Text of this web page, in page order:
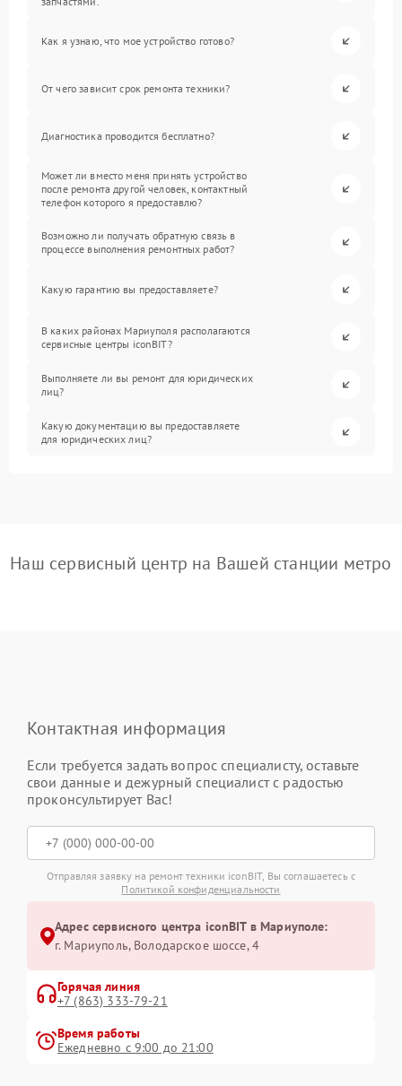
Как я узнаю, что мое устройство готово?
От чего зависит срок ремонта техники?
Диагностика проводится бесплатно?
Может ли вместо меня принять устройство
после ремонта другой человек, контактный
телефон которого я предоставлю?
Возможно ли получать обратную связь в
процессе выполнения ремонтных работ?
Какую гарантию вы предоставляете?
В каких районах Мариуполя располагаются
сервисные центры iconBIT?
Выполняете ли вы ремонт для юридических
лиц?
Какую документацию вы предоставляете
для юридических лиц?
Наш сервисный центр на Вашей станции метро
Контактная информация
Если требуется задать вопрос специалисту, оставьте
свои данные и дежурный специалист с радостью
проконсультирует Вас!
Отправляя заявку на ремонт техники iconBIT, Вы соглашаетесь с
Политикой конфиденциальности
Адрес сервисного центра iconBIT в Мариуполе:
г. Мариуполь, Володарское шоссе, 4
Горячая линия
+7 (863) 333-79-21
Время работы
Ежедневно с 9:00 до 21:00